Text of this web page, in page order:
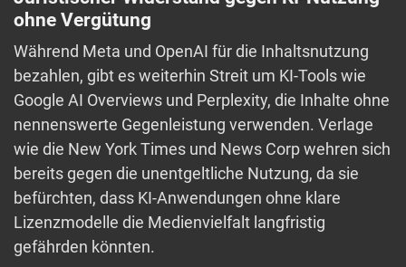
ohne Vergütung
Während Meta und OpenAI für die Inhaltsnutzung
bezahlen, gibt es weiterhin Streit um KI-Tools wie
Google AI Overviews und Perplexity, die Inhalte ohne
nennenswerte Gegenleistung verwenden. Verlage
wie die New York Times und News Corp wehren sich
bereits gegen die unentgeltliche Nutzung, da sie
befürchten, dass KI-Anwendungen ohne klare
Lizenzmodelle die Medienvielfalt langfristig
gefährden könnten.